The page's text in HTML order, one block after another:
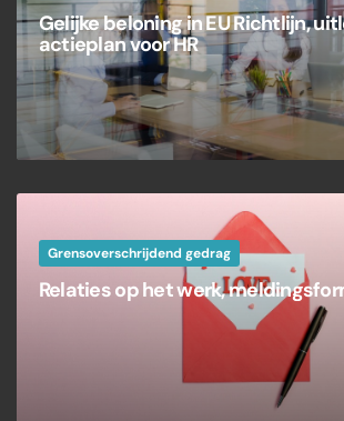
Gelijke beloning in EU Richtlijn,
actieplan voor HR
Grensoverschrijdend gedrag
Relaties op het werk,